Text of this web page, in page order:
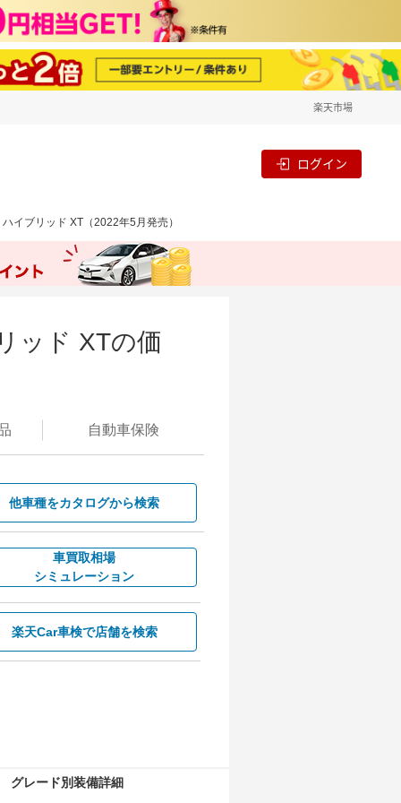
楽天市場
ログイン
イブリッド XT（2022年5月発売）
ッド XTの価
自動車保険
他車種をカタログから検索
車買取相場
シミュレーション
楽天Car車検で店舗を検索
グレード別装備詳細